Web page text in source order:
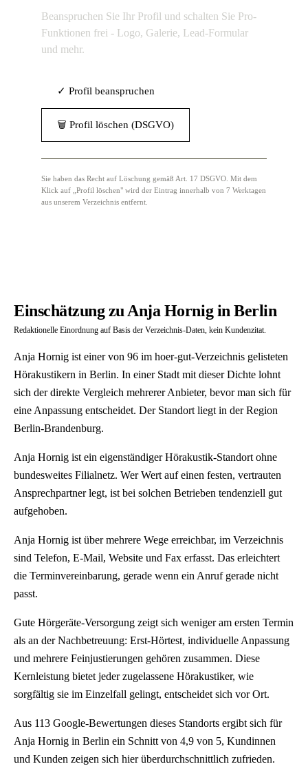
Beanspruchen Sie Ihr Profil und schalten Sie Pro-
Funktionen frei - Logo, Galerie, Lead-Formular
und mehr.
✓ Profil beanspruchen
🗑 Profil löschen (DSGVO)
Sie haben das Recht auf Löschung gemäß Art. 17 DSGVO. Mit dem
Klick auf „Profil löschen" wird der Eintrag innerhalb von 7 Werktagen
aus unserem Verzeichnis entfernt.
Einschätzung zu Anja Hornig in Berlin
Redaktionelle Einordnung auf Basis der Verzeichnis-Daten, kein Kundenzitat.
Anja Hornig ist einer von 96 im hoer-gut-Verzeichnis gelisteten
Hörakustikern in Berlin. In einer Stadt mit dieser Dichte lohnt
sich der direkte Vergleich mehrerer Anbieter, bevor man sich für
eine Anpassung entscheidet. Der Standort liegt in der Region
Berlin-Brandenburg.
Anja Hornig ist ein eigenständiger Hörakustik-Standort ohne
bundesweites Filialnetz. Wer Wert auf einen festen, vertrauten
Ansprechpartner legt, ist bei solchen Betrieben tendenziell gut
aufgehoben.
Anja Hornig ist über mehrere Wege erreichbar, im Verzeichnis
sind Telefon, E-Mail, Website und Fax erfasst. Das erleichtert
die Terminvereinbarung, gerade wenn ein Anruf gerade nicht
passt.
Gute Hörgeräte-Versorgung zeigt sich weniger am ersten Termin
als an der Nachbetreuung: Erst-Hörtest, individuelle Anpassung
und mehrere Feinjustierungen gehören zusammen. Diese
Kernleistung bietet jeder zugelassene Hörakustiker, wie
sorgfältig sie im Einzelfall gelingt, entscheidet sich vor Ort.
Aus 113 Google-Bewertungen dieses Standorts ergibt sich für
Anja Hornig in Berlin ein Schnitt von 4,9 von 5, Kundinnen
und Kunden zeigen sich hier überdurchschnittlich zufrieden.